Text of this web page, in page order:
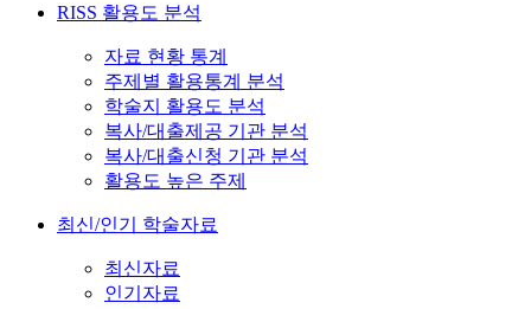
RISS 활용도 분석
자료 현황 통계
주제별 활용통계 분석
학술지 활용도 분석
복사/대출제공 기관 분석
복사/대출신청 기관 분석
활용도 높은 주제
최신/인기 학술자료
최신자료
인기자료